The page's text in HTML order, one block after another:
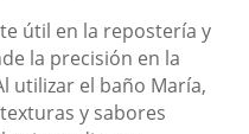
útil en la repostería y
la precisión en la
utilizar el baño María,
y sabores